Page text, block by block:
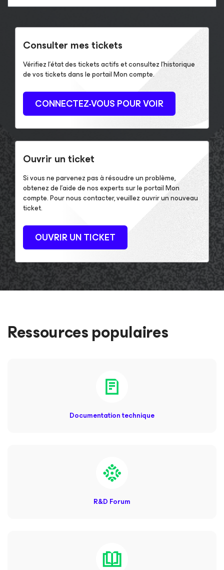
Consulter mes tickets
Vérifiez l’état des tickets actifs et consultez l’historique
de vos tickets dans le portail Mon compte.
CONNECTEZ-VOUS POUR VOIR
Ouvrir un ticket
Si vous ne parvenez pas à résoudre un problème,
obtenez de l’aide de nos experts sur le portail Mon
compte. Pour nous contacter, veuillez ouvrir un nouveau
ticket.
OUVRIR UN TICKET
Ressources populaires
Documentation technique
R&D Forum